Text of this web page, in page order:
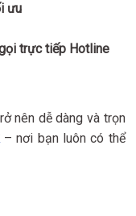
ưu
trực tiếp Hotline
nên dễ dàng và trọn
– nơi bạn luôn có thể